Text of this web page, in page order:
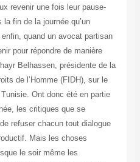
revenir une fois leur pause-
fin de la journée qu’un
quand un avocat partisan
pour répondre de manière
Belhassen, présidente de la
de l’Homme (FIDH), sur le
Ont donc été en partie
les critiques que se
refuser chacun tout dialogue
Mais les choses
le soir même les